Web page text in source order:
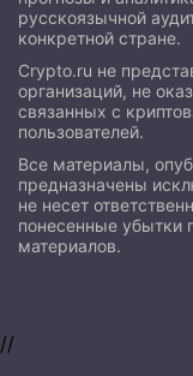
русскоязычной
конкретной стране.
Crypto.ru не
организаций, не
связанных с
пользователей.
Все материалы,
предназначены
не несет
понесенные убытки
материалов.
//